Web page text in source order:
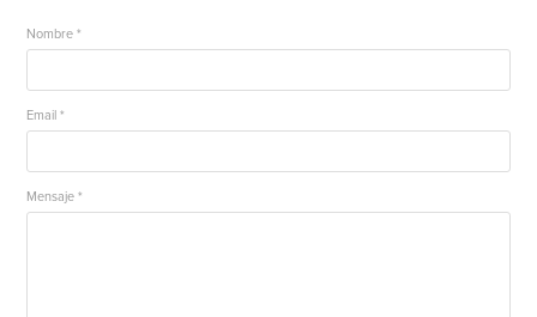
Nombre *
Email *
Mensaje *